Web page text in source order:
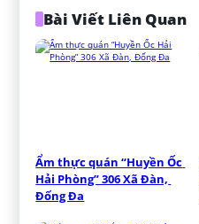
Bài Viết Liên Quan
Ẩm thực quán “Huyền Ốc
Hải Phòng” 306 Xã Đàn,
Đống Đa